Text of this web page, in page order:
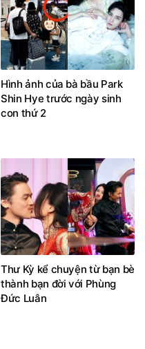
Hình ảnh của bà bầu Park
Shin Hye trước ngày sinh
con thứ 2
Thư Kỳ kể chuyện từ bạn bè
thành bạn đời với Phùng
Đức Luân